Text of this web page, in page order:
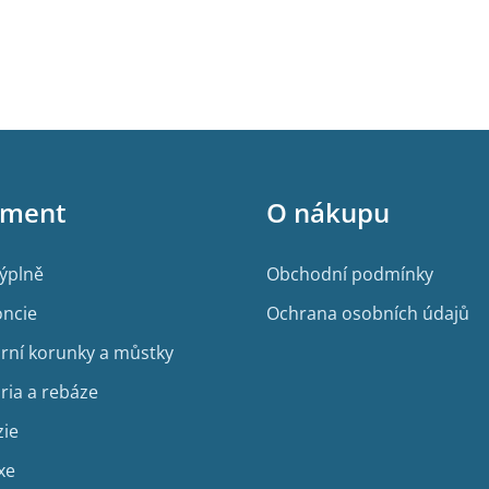
korunky a můstky
a rebáze
O nákupu
Obchodní podmínky
Ochrana osobních údajů